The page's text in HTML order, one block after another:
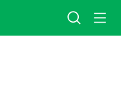
검
색
메
뉴